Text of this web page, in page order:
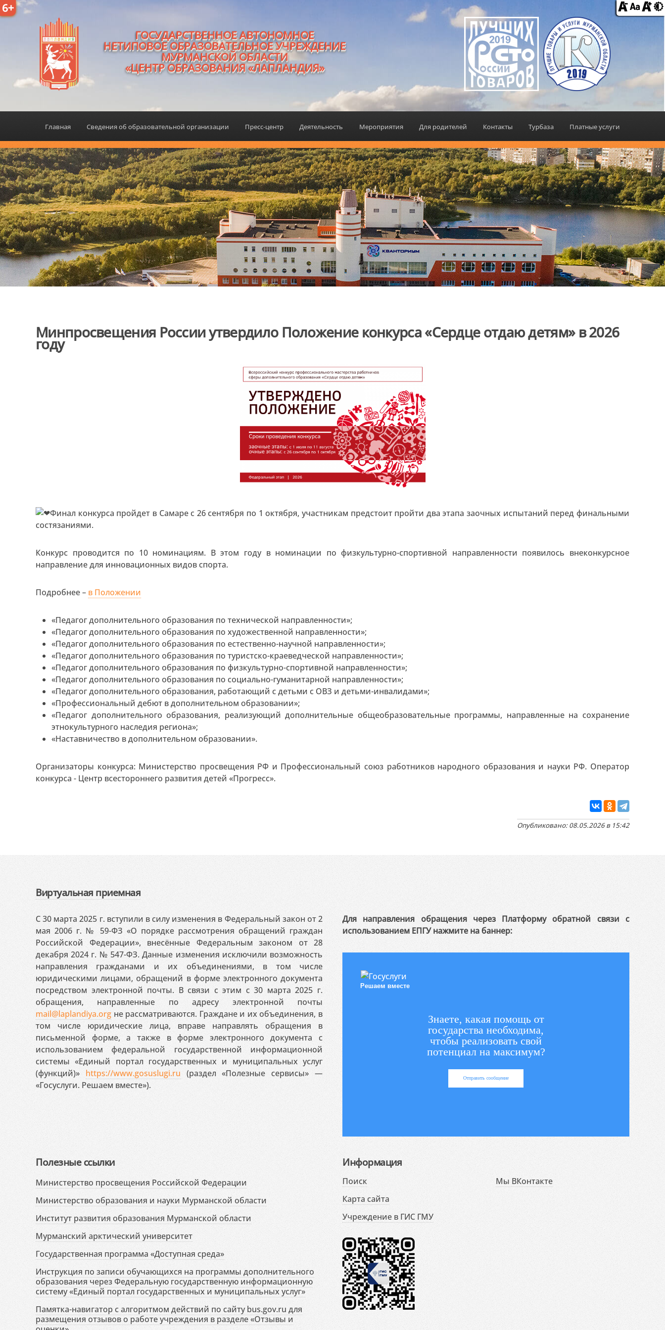
6+
ГОСУДАРСТВЕННОЕ АВТОНОМНОЕ
НЕТИПОВОЕ ОБРАЗОВАТЕЛЬНОЕ УЧРЕЖДЕНИЕ
МУРМАНСКОЙ ОБЛАСТИ
«ЦЕНТР ОБРАЗОВАНИЯ «ЛАПЛАНДИЯ»
Главная Сведения об образовательной организации Пресс-центр Деятельность Мероприятия Для родителей Контакты Турбаза Платные услуги
Минпросвещения России утвердило Положение конкурса «Сердце отдаю детям» в 2026
году
Финал конкурса пройдет в Самаре с 26 сентября по 1 октября, участникам предстоит пройти два этапа заочных испытаний перед финальными
состязаниями.
Конкурс проводится по 10 номинациям. В этом году в номинации по физкультурно-спортивной направленности появилось внеконкурсное
направление для инновационных видов спорта.
Подробнее – в Положении
«Педагог дополнительного образования по технической направленности»;
«Педагог дополнительного образования по художественной направленности»;
«Педагог дополнительного образования по естественно-научной направленности»;
«Педагог дополнительного образования по туристско-краеведческой направленности»;
«Педагог дополнительного образования по физкультурно-спортивной направленности»;
«Педагог дополнительного образования по социально-гуманитарной направленности»;
«Педагог дополнительного образования, работающий с детьми с ОВЗ и детьми-инвалидами»;
«Профессиональный дебют в дополнительном образовании»;
«Педагог дополнительного образования, реализующий дополнительные общеобразовательные программы, направленные на сохранение
этнокультурного наследия региона»;
«Наставничество в дополнительном образовании».
Организаторы конкурса: Министерство просвещения РФ и Профессиональный союз работников народного образования и науки РФ. Оператор
конкурса - Центр всестороннего развития детей «Прогресс».
Опубликовано: 08.05.2026 в 15:42
Виртуальная приемная
С 30 марта 2025 г. вступили в силу изменения в Федеральный закон от 2
мая 2006 г. № 59-ФЗ «О порядке рассмотрения обращений граждан
Российской Федерации», внесённые Федеральным законом от 28
декабря 2024 г. № 547-ФЗ. Данные изменения исключили возможность
направления гражданами и их объединениями, в том числе
юридическими лицами, обращений в форме электронного документа
посредством электронной почты. В связи с этим с 30 марта 2025 г.
обращения, направленные по адресу электронной почты
mail@laplandiya.org не рассматриваются. Граждане и их объединения, в
том числе юридические лица, вправе направлять обращения в
письменной форме, а также в форме электронного документа с
использованием федеральной государственной информационной
системы «Единый портал государственных и муниципальных услуг
(функций)» https://www.gosuslugi.ru (раздел «Полезные сервисы» —
«Госуслуги. Решаем вместе»).
Для направления обращения через Платформу обратной связи с
использованием ЕПГУ нажмите на баннер:
Решаем вместе
Знаете, какая помощь от
государства необходима,
чтобы реализовать свой
потенциал на максимум?
Отправить сообщение
Полезные ссылки
Министерство просвещения Российской Федерации
Министерство образования и науки Мурманской области
Институт развития образования Мурманской области
Мурманский арктический университет
Государственная программа «Доступная среда»
Инструкция по записи обучающихся на программы дополнительного
образования через Федеральную государственную информационную
систему «Единый портал государственных и муниципальных услуг»
Памятка-навигатор с алгоритмом действий по сайту bus.gov.ru для
размещения отзывов о работе учреждения в разделе «Отзывы и
Информация
Поиск
Карта сайта
Учреждение в ГИС ГМУ
Мы ВКонтакте